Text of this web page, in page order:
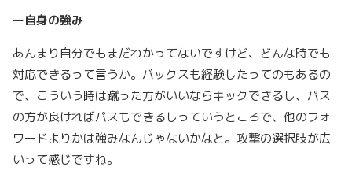
ー自身の強み
あんまり自分でもまだわかってないですけど、どんな時でも
対応できるって言うか。バックスも経験したってのもあるの
で、こういう時は蹴った方がいいならキックできるし、パス
の方が良ければパスもできるしっていうところで、他のフォ
ワードよりかは強みなんじゃないかなと。攻撃の選択肢が広
いって感じですね。